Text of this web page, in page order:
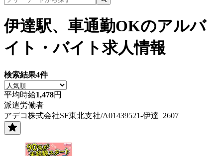
伊達駅、車通勤OKのアルバ
イト・バイト求人情報
検索結果4件
平均時給1,478円
派遣労働者
アデコ株式会社SF東北支社/A01439521-伊達_2607